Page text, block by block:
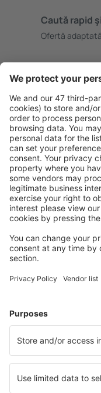
Caută rapid
Ofertă
Rezervare
Prețuri
conectați.
Cazarea
Alege din peste
apartamente și
Cele mai
Cazare în Italia - Orașe
Cazare în Roma
Cazare în Torri del
Cazare în Numana